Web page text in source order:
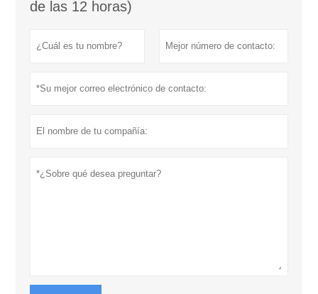
de las 12 horas)